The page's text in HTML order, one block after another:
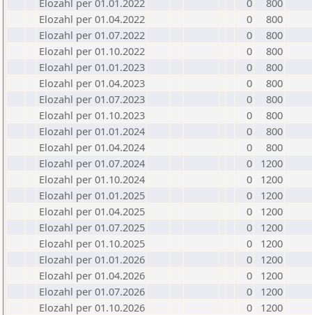
Elozahl per 01.01.2022
0
800
Elozahl per 01.04.2022
0
800
Elozahl per 01.07.2022
0
800
Elozahl per 01.10.2022
0
800
Elozahl per 01.01.2023
0
800
Elozahl per 01.04.2023
0
800
Elozahl per 01.07.2023
0
800
Elozahl per 01.10.2023
0
800
Elozahl per 01.01.2024
0
800
Elozahl per 01.04.2024
0
800
Elozahl per 01.07.2024
0
1200
Elozahl per 01.10.2024
0
1200
Elozahl per 01.01.2025
0
1200
Elozahl per 01.04.2025
0
1200
Elozahl per 01.07.2025
0
1200
Elozahl per 01.10.2025
0
1200
Elozahl per 01.01.2026
0
1200
Elozahl per 01.04.2026
0
1200
Elozahl per 01.07.2026
0
1200
Elozahl per 01.10.2026
0 1200